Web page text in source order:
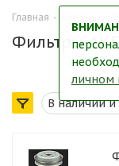
Главная -
Фильтры
личном